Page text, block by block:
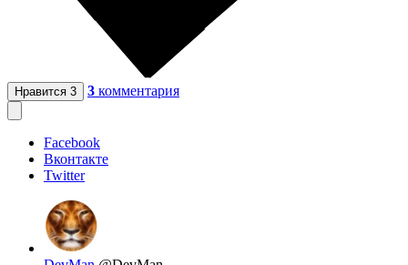
Нравится 3 3 комментария
Facebook
Вконтакте
Twitter